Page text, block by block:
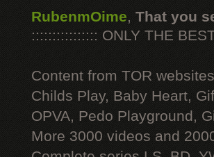
RubenmOime, That you
:::::::::::::::: ONLY THE
Content from TOR
Childs Play, Baby Heart,
OPVA, Pedo Playground,
More 3000 videos and